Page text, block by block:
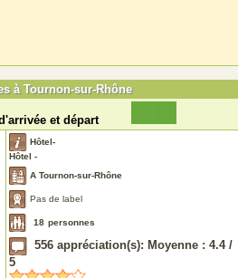
à Tournon-sur-Rhône
et départ
Hôtel-
Hôtel -
A Tournon-sur-Rhône
Pas de label
18 personnes
556 appréciation(s): Moyenne : 4.4/
5